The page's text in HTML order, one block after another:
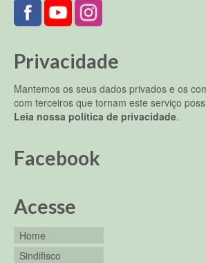
Privacidade
Mantemos os seus dados privados e os
com terceiros que tornam este serviço
Leia nossa política de privacidade.
Facebook
Acesse
Home
Sindifisco